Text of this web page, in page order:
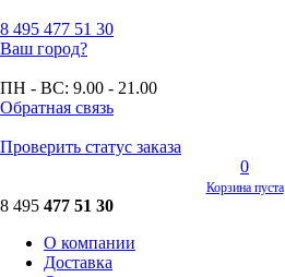
8 495 477 51 30
Ваш город?
ПН - ВС: 9.00 - 21.00
Обратная связь
Проверить статус заказа
0
Корзина пуста
8 495 477 51 30
О компании
Доставка